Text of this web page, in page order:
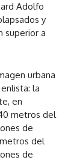
Adolfo
y
superior a
urbana
la
en
metros del
de
del
de